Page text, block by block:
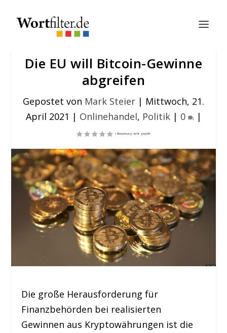
Die EU will Bitcoin-Gewinne
abgreifen
Gepostet von Mark Steier | Mittwoch, 21.
April 2021 | Onlinehandel, Politik| 0 |
Die große Herausforderung für
Finanzbehörden bei realisierten
Gewinnen aus Kryptowährungen ist die